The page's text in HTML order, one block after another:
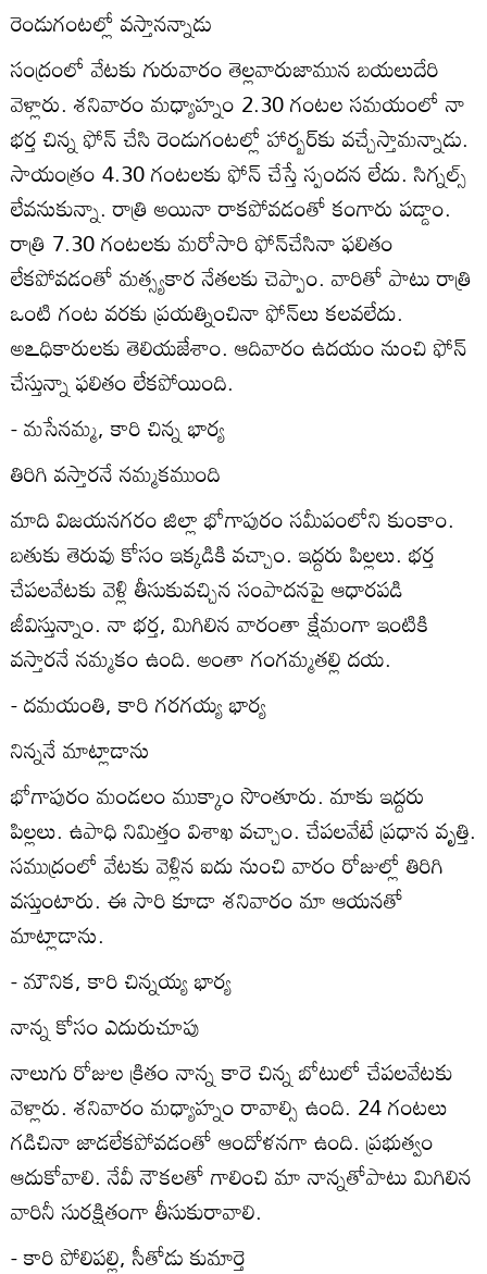
రెండుగంటల్లో వస్తానన్నాడు
సంద్రంలో వేటకు గురువారం తెల్లవారుజామున బయలుదేరి
వెళ్లారు. శనివారం మధ్యాహ్నం 2.30 గంటల సమయంలో నా
భర్త చిన్న ఫోన్‌ చేసి రెండుగంటల్లో హార్బర్‌కు వచ్చేస్తామన్నాడు.
సాయంత్రం 4.30 గంటలకు ఫోన్‌ చేస్తే స్పందన లేదు. సిగ్నల్స్‌
లేవనుకున్నా. రాత్రి అయినా రాకపోవడంతో కంగారు పడ్డాం.
రాత్రి 7.30 గంటలకు మరోసారి ఫోన్‌చేసినా ఫలితం
లేకపోవడంతో మత్స్యకార నేతలకు చెప్పాం. వారితో పాటు రాత్రి
ఒంటి గంట వరకు ప్రయత్నించినా ఫోన్‌లు కలవలేదు.
అఽధికారులకు తెలియజేశాం. ఆదివారం ఉదయం నుంచి ఫోన్‌
చేస్తున్నా ఫలితం లేకపోయింది.
- మసేనమ్మ, కారి చిన్న భార్య
తిరిగి వస్తారనే నమ్మకముంది
మాది విజయనగరం జిల్లా భోగాపురం సమీపంలోని కుంకాం.
బతుకు తెరువు కోసం ఇక్కడికి వచ్చాం. ఇద్దరు పిల్లలు. భర్త
చేపలవేటకు వెళ్లి తీసుకువచ్చిన సంపాదనపై ఆధారపడి
జీవిస్తున్నాం. నా భర్త, మిగిలిన వారంతా క్షేమంగా ఇంటికి
వస్తారనే నమ్మకం ఉంది. అంతా గంగమ్మతల్లి దయ.
- దమయంతి, కారి గరగయ్య భార్య
నిన్ననే మాట్లాడాను
భోగాపురం మండలం ముక్కాం సొంతూరు. మాకు ఇద్దరు
పిల్లలు. ఉపాధి నిమిత్తం విశాఖ వచ్చాం. చేపలవేటే ప్రధాన వృత్తి.
సముద్రంలో వేటకు వెళ్లిన ఐదు నుంచి వారం రోజుల్లో తిరిగి
వస్తుంటారు. ఈ సారి కూడా శనివారం మా ఆయనతో
మాట్లాడాను.
- మౌనిక, కారి చిన్నయ్య భార్య
నాన్న కోసం ఎదురుచూపు
నాలుగు రోజుల క్రితం నాన్న కారె చిన్న బోటులో చేపలవేటకు
వెళ్లారు. శనివారం మధ్యాహ్నం రావాల్సి ఉంది. 24 గంటలు
గడిచినా జాడలేకపోవడంతో ఆందోళనగా ఉంది. ప్రభుత్వం
ఆదుకోవాలి. నేవీ నౌకలతో గాలించి మా నాన్నతోపాటు మిగిలిన
వారినీ సురక్షితంగా తీసుకురావాలి.
- కారి పోలిపల్లి, సీతోడు కుమార్తె